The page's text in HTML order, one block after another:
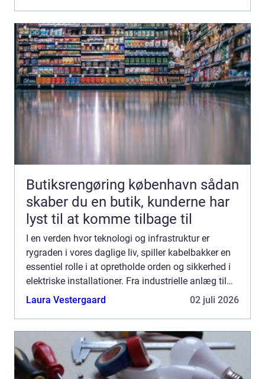
Butiksrengøring københavn sådan
skaber du en butik, kunderne har
lyst til at komme tilbage til
I en verden hvor teknologi og infrastruktur er
rygraden i vores daglige liv, spiller kabelbakker en
essentiel rolle i at opretholde orden og sikkerhed i
elektriske installationer. Fra industrielle anlæg til
kontorbygninger sikrer kabelbakker, a...
Laura Vestergaard 02 juli 2026